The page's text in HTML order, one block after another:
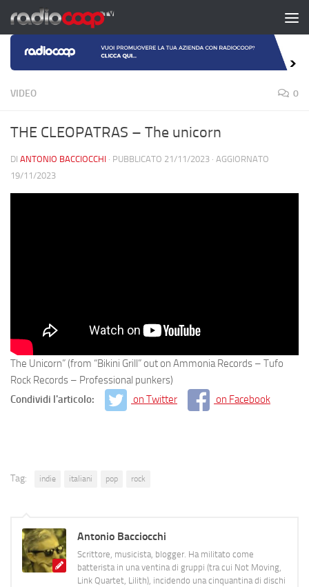
Salta al contenuto
VIDEO 0
THE CLEOPATRAS – The unicorn
DI ANTONIO BACCIOCCHI · PUBBLICATO 21/11/2023 · AGGIORNATO
19/11/2023
The Unicorn” (from “Bikini Grill” out on Ammonia Records – Tufo
Rock Records – Professional punkers)
Condividi l'articolo:
on Twitter on Facebook
Tag: indie italiani pop rock
Antonio Bacciocchi
Scrittore, musicista, blogger. Ha militato come
batterista in una ventina di gruppi (tra cui Not Moving,
Link Quartet, Lilith), incidendo una cinquantina di dischi